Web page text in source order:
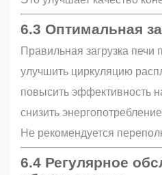
6.3 Оптимальная
Правильная загрузка печи
улучшить циркуляцию
повысить эффективность
снизить энергопотребление
Не рекомендуется
6.4 Регулярное